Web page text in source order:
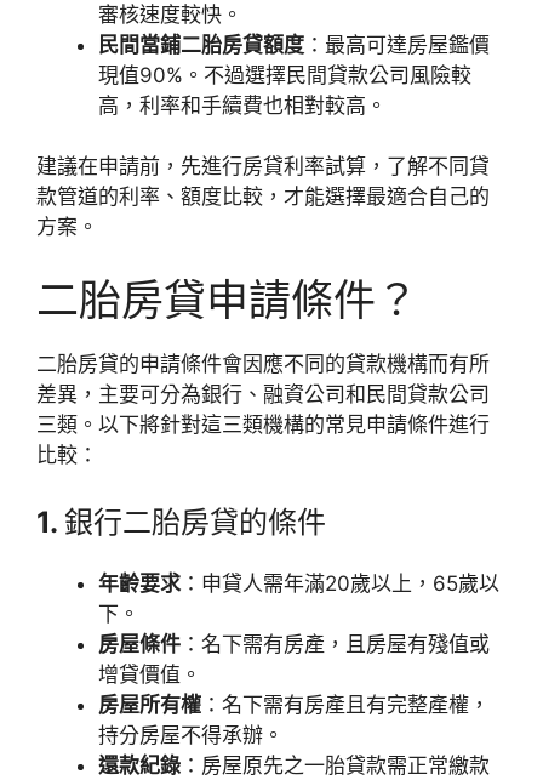
審核速度較快。
民間當鋪二胎房貸額度 ：最高可達房屋鑑價
現值90%。不過選擇民間貸款公司風險較
高，利率和手續費也相對較高。
建議在申請前，先進行房貸利率試算，了解不同貸
款管道的利率、額度比較，才能選擇最適合自己的
方案。
二胎房貸申請條件？
二胎房貸的申請條件會因應不同的貸款機構而有所
差異，主要可分為銀行、融資公司和民間貸款公司
三類。以下將針對這三類機構的常見申請條件進行
比較：
1. 銀行二胎房貸的條件
年齡要求 ：申貸人需年滿20歲以上，65歲以
下。
房屋條件 ：名下需有房產，且房屋有殘值或
增貸價值。
房屋所有權 ：名下需有房產且有完整產權，
持分房屋不得承辦。
還款紀錄 ：房屋原先之一胎貸款需正常繳款